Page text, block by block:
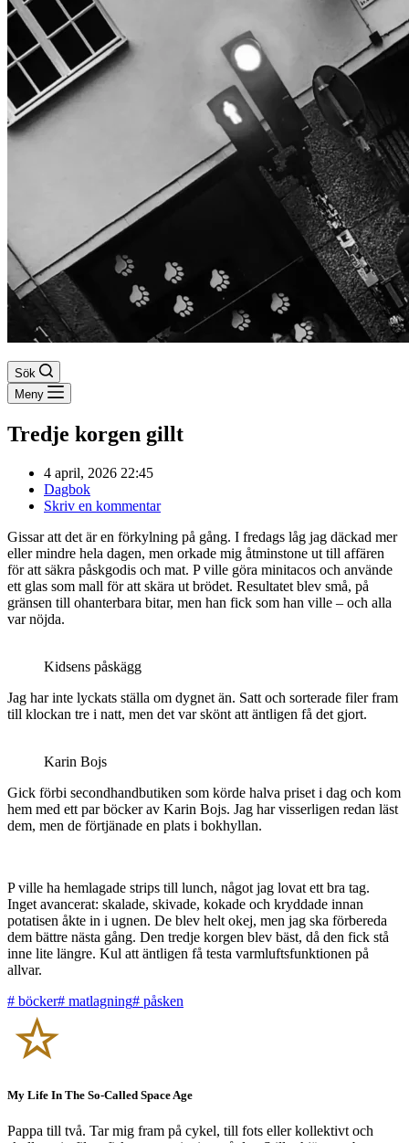
Sök
Meny
Tredje korgen gillt
4 april, 2026 22:45
Dagbok
Skriv en kommentar
Gissar att det är en förkylning på gång. I fredags låg jag däckad mer
eller mindre hela dagen, men orkade mig åtminstone ut till affären
för att säkra påskgodis och mat. P ville göra minitacos och använde
ett glas som mall för att skära ut brödet. Resultatet blev små, på
gränsen till ohanterbara bitar, men han fick som han ville – och alla
var nöjda.
Kidsens påskägg
Jag har inte lyckats ställa om dygnet än. Satt och sorterade filer fram
till klockan tre i natt, men det var skönt att äntligen få det gjort.
Karin Bojs
Gick förbi secondhandbutiken som körde halva priset i dag och kom
hem med ett par böcker av Karin Bojs. Jag har visserligen redan läst
dem, men de förtjänade en plats i bokhyllan.
P ville ha hemlagade strips till lunch, något jag lovat ett bra tag.
Inget avancerat: skalade, skivade, kokade och kryddade innan
potatisen åkte in i ugnen. De blev helt okej, men jag ska förbereda
dem bättre nästa gång. Den tredje korgen blev bäst, då den fick stå
inne lite längre. Kul att äntligen få testa varmluftsfunktionen på
allvar.
# böcker# matlagning# påsken
My Life In The So-Called Space Age
Pappa till två. Tar mig fram på cykel, till fots eller kollektivt och